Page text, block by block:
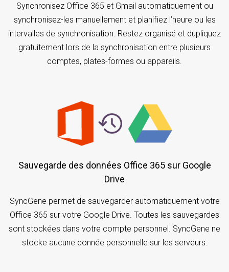
Synchronisez Office 365 et Gmail automatiquement ou
synchronisez-les manuellement et planifiez l’heure ou les
intervalles de synchronisation. Restez organisé et dupliquez
gratuitement lors de la synchronisation entre plusieurs
comptes, plates-formes ou appareils.
Sauvegarde des données Office 365 sur Google
Drive
SyncGene permet de sauvegarder automatiquement votre
Office 365 sur votre Google Drive. Toutes les sauvegardes
sont stockées dans votre compte personnel. SyncGene ne
stocke aucune donnée personnelle sur les serveurs.